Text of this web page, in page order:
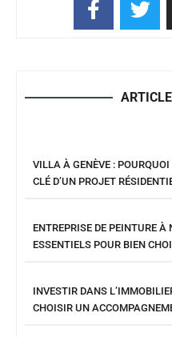
VILLA À GENÈVE :
CLÉ D’UN PROJET
ENTREPRISE DE PEINTURE À
ESSENTIELS POUR BIEN
INVESTIR DANS
CHOISIR UN